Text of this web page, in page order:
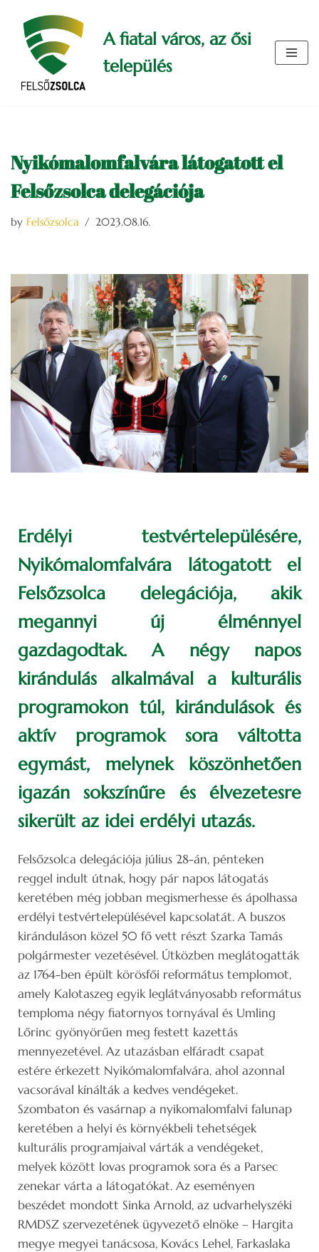
Skip
content
A fiatal város, az ősi
település
Nyikómalomfalvára látogatott el
Felsőzsolca delegációja
by Felsőzsolca 2023.08.16.
Erdélyi testvértelepülésére,
Nyikómalomfalvára látogatott el
Felsőzsolca delegációja, akik
megannyi új élménnyel
gazdagodtak. A négy napos
kirándulás alkalmával a kulturális
programokon túl, kirándulások és
aktív programok sora váltotta
egymást, melynek köszönhetően
igazán sokszínűre és élvezetesre
sikerült az idei erdélyi utazás.
Felsőzsolca delegációja július 28-án, pénteken
reggel indult útnak, hogy pár napos látogatás
keretében még jobban megismerhesse és ápolhassa
erdélyi testvértelepülésével kapcsolatát. A buszos
kiránduláson közel 50 fő vett részt Szarka Tamás
polgármester vezetésével. Útközben meglátogatták
az 1764-ben épült körösfői református templomot,
amely Kalotaszeg egyik leglátványosabb református
temploma négy fiatornyos tornyával és Umling
Lőrinc gyönyörűen meg festett kazettás
mennyezetével. Az utazásban elfáradt csapat
estére érkezett Nyikómalomfalvára, ahol azonnal
vacsorával kínálták a kedves vendégeket.
Szombaton és vasárnap a nyikomalomfalvi falunap
keretében a helyi és környékbeli tehetségek
kulturális programjaival várták a vendégeket,
melyek között lovas programok sora és a Parsec
zenekar várta a látogatókat. Az eseményen
beszédet mondott Sinka Arnold, az udvarhelyszéki
RMDSZ szervezetének ügyvezető elnöke – Hargita
megye megyei tanácsosa, Kovács Lehel, Farkaslaka